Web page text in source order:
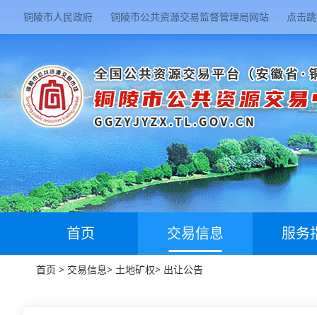
铜陵市人民政府 铜陵市公共资源交易监督管理局网站 点击
首页 交易信息 服务
首页 > 交易信息> 土地矿权> 出让公告